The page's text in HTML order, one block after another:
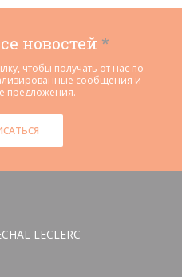
новостей *
чтобы получать от нас по
сообщения и
предложения.
LECLERC